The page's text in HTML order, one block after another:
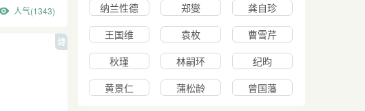
人气(1343)
诗
纳兰性德 郑燮
龚自珍
王国维
袁枚
曹雪芹
秋瑾
林嗣环
纪昀
黄景仁
蒲松龄 曾国藩